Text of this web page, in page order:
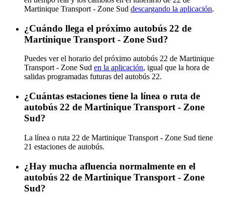
Martinique Transport - Zone Sud descargando la aplicación.
¿Cuándo llega el próximo autobús 22 de
Martinique Transport - Zone Sud?
Puedes ver el horario del próximo autobús 22 de Martinique
Transport - Zone Sud en la aplicación, igual que la hora de
salidas programadas futuras del autobús 22.
¿Cuántas estaciones tiene la línea o ruta de
autobús 22 de Martinique Transport - Zone
Sud?
La línea o ruta 22 de Martinique Transport - Zone Sud tiene
21 estaciones de autobús.
¿Hay mucha afluencia normalmente en el
autobús 22 de Martinique Transport - Zone
Sud?